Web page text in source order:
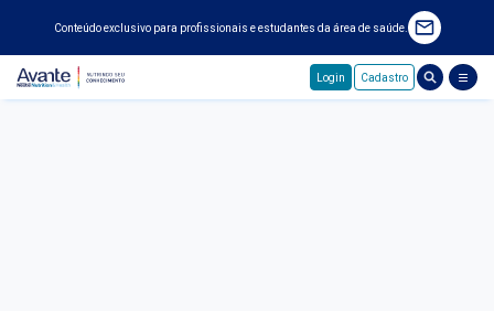
Conteúdo exclusivo para profissionais e estudantes da área de saúde.
Login Cadastro